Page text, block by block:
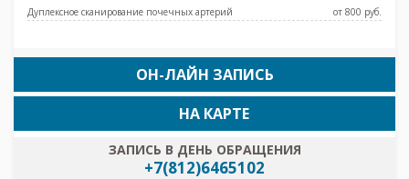
Дуплексное сканирование почечных артерий от 800 pуб.
ОН-ЛАЙН ЗАПИСЬ
ЗАПИСЬ В ДЕНЬ ОБРАЩЕНИЯ
+7(812)6465102
НА КАРТЕ